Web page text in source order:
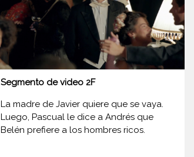
Segmento de video 2F
La madre de Javier quiere que se vaya.
Luego, Pascual le dice a Andrés que
Belén prefiere a los hombres ricos.